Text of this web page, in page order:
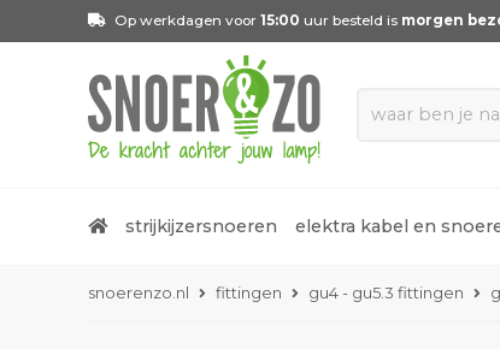
Op werkdagen voor 15:00 uur besteld is morgen
strijkijzersnoeren elektra kabel en
snoerenzo.nl fittingen gu4 - gu5.3 fittingen